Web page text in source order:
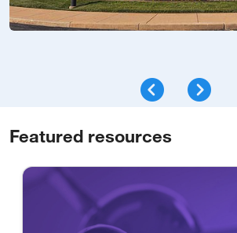
Featured resources